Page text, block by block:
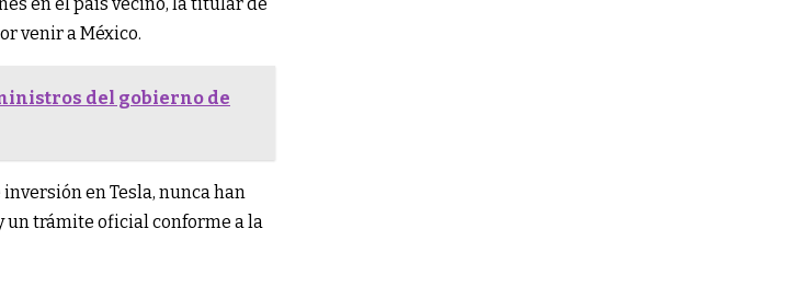
en el país vecino, la titular de
venir a México.
del gobierno de
en Tesla, nunca han
un trámite oficial conforme a la